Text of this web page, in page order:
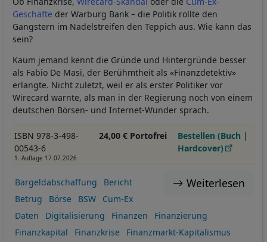
Geschäfte der Warburg Bank – die Politik rollte den
Gangstern im Nadelstreifen den Teppich aus. Wie kann das
sein?
Kaum jemand kennt die Gründe und Hintergründe besser
als Fabio De Masi, der Berühmtheit als «Finanzdetektiv»
erlangte. Nicht zuletzt, weil er als erster Politiker vor
Wirecard warnte, als man in der Regierung noch von einem
deutschen Börsen- und Internet-Wunder sprach.
ISBN 978-3-498-
00543-6
1. Auflage 17.07.2026
24,00 € Portofrei
Bestellen (Buch |
Hardcover)
Weiterlesen
Bargeldabschaffung
Bericht
Betrug
Börse BSW
Cum-Ex
Daten
Digitalisierung Finanzen
Finanzierung
Finanzkapital
Finanzkrise
Finanzmarkt-Kapitalismus